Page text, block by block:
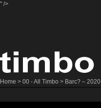
" />
Home > 00 - All Timbo > Barc? – 2020